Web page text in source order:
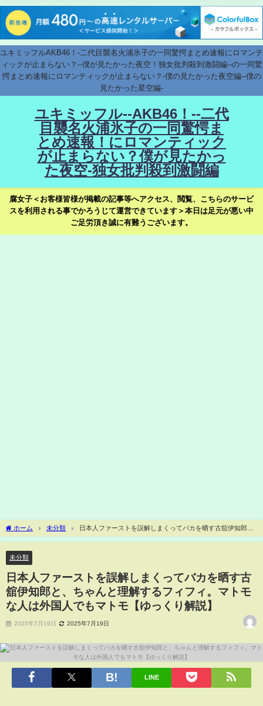
ユキミッフルAKB46！-二代目襲名火浦氷子の一同驚愕まとめ速報にロマンテ
ィックが止まらない？--僕が見たかった夜空！独女批判殺到激闘編--の一同驚
愕まとめ速報にロマンティックが止まらない？-僕の見たかった夜空編--僕の
見たかった星空編-
ユキミッフル--AKB46！--二代
目襲名火浦氷子の一同驚愕ま
とめ速報！にロマンティック
が止まらない？僕が見たかっ
た夜空-独女批判殺到激闘編
腐女子＜お客様皆様が掲載の記事等へアクセス、閲覧、こちらのサービ
スを利用される事でかろうじて運営できています＞本日は足元が悪い中
ご足労頂き誠に有難うございます。
ホーム 未分類
日本人ファーストを誤解しまくってバカを晒す古舘伊知郎
と、ちゃんと理解するフィフィ。マトモな人は外国人でもマトモ【ゆっくり解説】
未分類
日本人ファーストを誤解しまくってバカを晒す古
舘伊知郎と、ちゃんと理解するフィフィ。マトモ
な人は外国人でもマトモ【ゆっくり解説】
2025年7月19日 2025年7月19日
LINE